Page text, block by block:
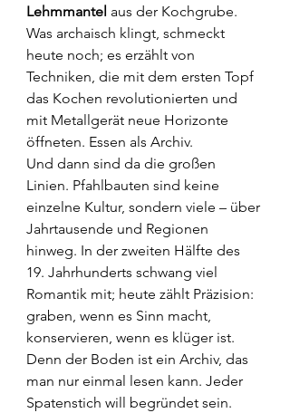
Lehmmantel aus der Kochgrube.
Was archaisch klingt, schmeckt
heute noch; es erzählt von
Techniken, die mit dem ersten Topf
das Kochen revolutionierten und
mit Metallgerät neue Horizonte
öffneten. Essen als Archiv.
Und dann sind da die großen
Linien. Pfahlbauten sind keine
einzelne Kultur, sondern viele – über
Jahrtausende und Regionen
hinweg. In der zweiten Hälfte des
19. Jahrhunderts schwang viel
Romantik mit; heute zählt Präzision:
graben, wenn es Sinn macht,
konservieren, wenn es klüger ist.
Denn der Boden ist ein Archiv, das
man nur einmal lesen kann. Jeder
Spatenstich will begründet sein.